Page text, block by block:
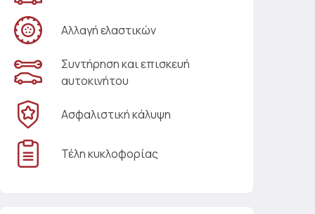
Αλλαγή ελαστικών
Συντήρηση και επισκευή
αυτοκινήτου
Ασφαλιστική κάλυψη
Τέλη κυκλοφορίας